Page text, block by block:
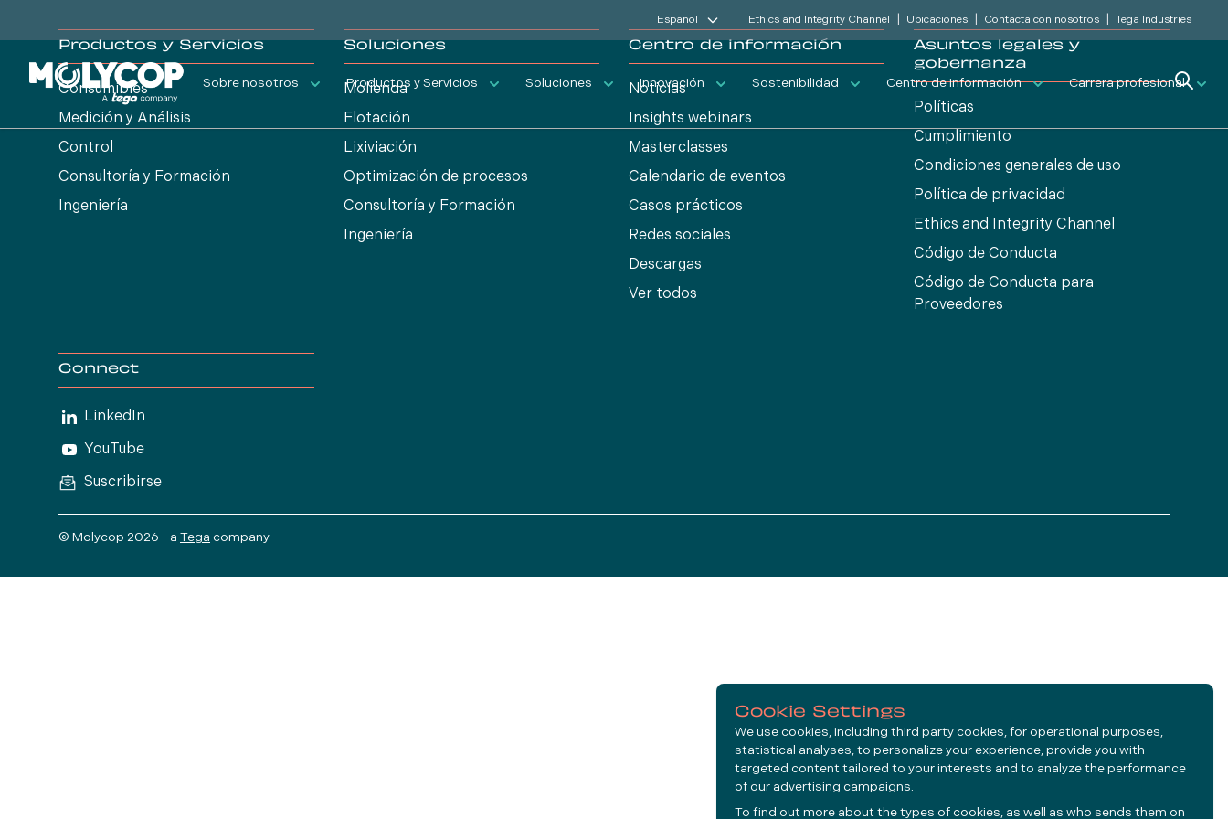
Español Ethics and Integrity Channel Ubicaciones Contacta con nosotros Tega Industries
Sobre nosotros Productos y Servicios Soluciones Innovación Sostenibilidad Centro de información Carrera profesionalSearch
Productos y Servicios
Consumibles
Medición y Análisis
Control
Consultoría y Formación
Ingeniería
Soluciones
Molienda
Flotación
Lixiviación
Optimización de procesos
Consultoría y Formación
Ingeniería
Centro de información
Noticias
Insights webinars
Masterclasses
Calendario de eventos
Casos prácticos
Redes sociales
Descargas
Ver todos
Asuntos legales y
gobernanza
Políticas
Cumplimiento
Condiciones generales de uso
Política de privacidad
Ethics and Integrity Channel
Código de Conducta
Código de Conducta para
Proveedores
Connect
LinkedIn
YouTube
Suscribirse
© Molycop 2026 - a Tega company
Cookie Settings
We use cookies, including third party cookies, for operational purposes,
statistical analyses, to personalize your experience, provide you with
targeted content tailored to your interests and to analyze the performance
of our advertising campaigns.
To find out more about the types of cookies, as well as who sends them on